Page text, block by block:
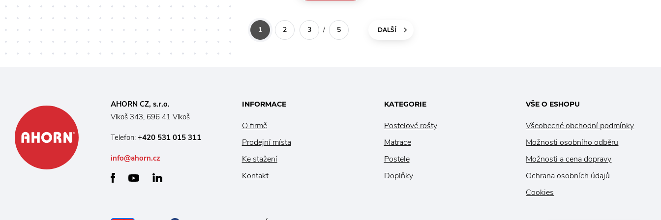
individuální tuhost v bederní části.
zachytávat pod matrací méně prachu,
zamezují zatrhávání potahu a přenášení
vlhkosti z matrace do roštu, což je plus,
které ocení především lidé s alergií.
vlhkosti do roštu a usnadní údržbu roštu.
1 2 3 / 5 DALŠÍ
AHORN CZ, s.r.o.
Vlkoš 343, 696 41 Vlkoš
Telefon: +420 531 015 311
info@ahorn.cz
facebook youtube
INFORMACE
O firmě
Prodejní místa
Ke stažení
Kontakt
KATEGORIE
Postelové rošty
Matrace
Postele
Doplňky
VŠE O ESHOPU
Všeobecné obchodní podmínky
Možnosti osobního odběru
Možnosti a cena dopravy
Ochrana osobních údajů
Cookies